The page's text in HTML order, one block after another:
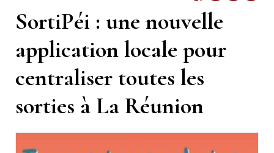
SortiPéi : une nouvelle
application locale pour
centraliser toutes les
sorties à La Réunion